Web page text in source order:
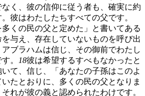
く、彼の信仰に従う者も、確実に約
彼はわたしたちすべての父です。
くの民の父と定めた」と書いてある
与え、存在していないものを呼び出
ブラハムは信じ、その御前でわたし
。 18彼は希望するすべもなかったと
て、信じ、「あなたの子孫はこのよ
たとおりに、多くの民の父となりま
れが彼の義と認められたわけです。